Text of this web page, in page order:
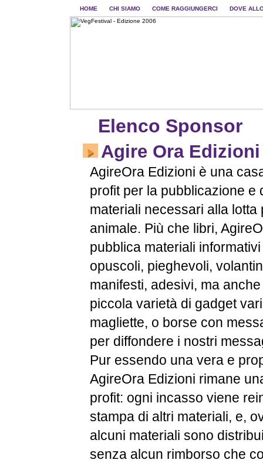
HOME CHI SIAMO COME RAGGIUNGERCI DOVE
Elenco Sponsor
Agire Ora Edizioni
AgireOra Edizioni è una
profit per la pubblicazione e
materiali necessari alla lotta
animale. Più che libri,
pubblica materiali
opuscoli, pieghevoli,
manifesti, adesivi, ma
piccola varietà di gadget
magliette, o borse con
per diffondere i nostri
Pur essendo una vera e
AgireOra Edizioni rimane
profit: ogni incasso viene
stampa di altri materiali, e,
alcuni materiali sono
senza alcun rimborso che